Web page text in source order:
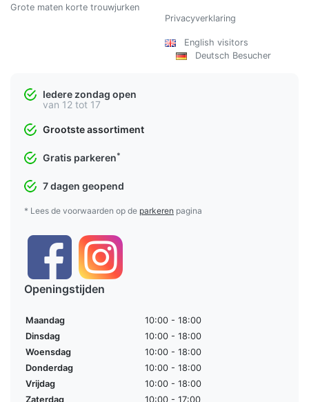
Grote maten korte trouwjurken
Privacyverklaring
English visitors
Deutsch Besucher
Iedere zondag open
van 12 tot 17
Grootste assortiment
Gratis parkeren*
7 dagen geopend
* Lees de voorwaarden op de parkeren pagina
Openingstijden
Maandag
10:00 - 18:00
Dinsdag
10:00 - 18:00
Woensdag
10:00 - 18:00
Donderdag
10:00 - 18:00
Vrijdag
10:00 - 18:00
Zaterdag
10:00 - 17:00